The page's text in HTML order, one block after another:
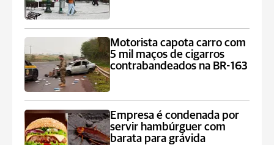
Motorista capota carro com
5 mil maços de cigarros
contrabandeados na BR-163
Empresa é condenada por
servir hambúrguer com
barata para grávida